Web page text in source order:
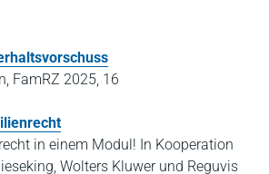
FamRZ 2025, 16
in einem Modul! In Kooperation
Wolters Kluwer und Reguvis